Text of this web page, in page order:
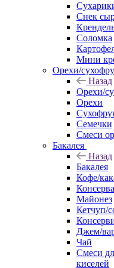
Снек
Соломка
Мини
Орехи/
Назад
Орехи/
Орехи
Семечки
Смеси
Бакалея
Назад
Бакалея
Кофе/
Майонез
Кетчуп/
Джем/
Чай
Смеси
киселей